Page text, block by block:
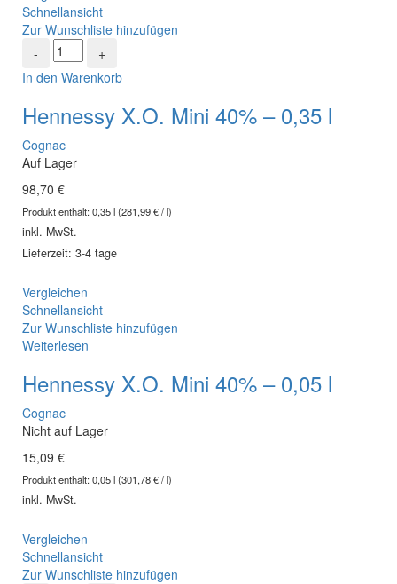
Schnellansicht
Zur Wunschliste hinzufügen
In den Warenkorb
Hennessy X.O. Mini 40% – 0,35 l
Cognac
Auf Lager
98,70 €
Produkt enthält:0,35l(281,99€/l)
inkl. MwSt.
Lieferzeit: 3-4 tage
Vergleichen
Schnellansicht
Zur Wunschliste hinzufügen
Weiterlesen
Hennessy X.O. Mini 40% – 0,05 l
Cognac
Nicht auf Lager
15,09 €
Produkt enthält:0,05l(301,78€/l)
inkl. MwSt.
Vergleichen
Schnellansicht
Zur Wunschliste hinzufügen